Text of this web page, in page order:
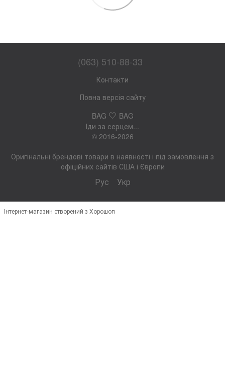
(063) 510-88-33
Контакти
Повна версія сайту
BAG 🤍 BAG
Іди за серцем...
© 2016-2026
Оригінальні брендові товари в наявності і під замовлення з
офіційних сайтів США і Європи
Рус Укр
Інтернет-магазин створений з Хорошоп